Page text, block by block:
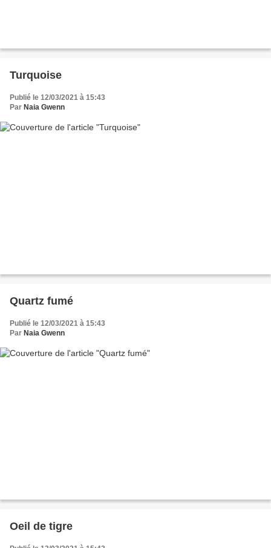
Turquoise
Publié le 12/03/2021 à 15:43
Par Naia Gwenn
Quartz fumé
Publié le 12/03/2021 à 15:43
Par Naia Gwenn
Oeil de tigre